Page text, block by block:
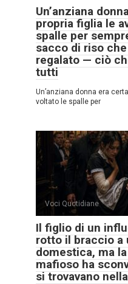
Un’anziana
propria figlia le
spalle per
sacco di riso
regalato — ciò
tutti
Un’anziana donna era
voltato le spalle per
Voci Quotidiane
Il figlio di un
rotto il braccio a
domestica, ma
mafioso ha
si trovavano